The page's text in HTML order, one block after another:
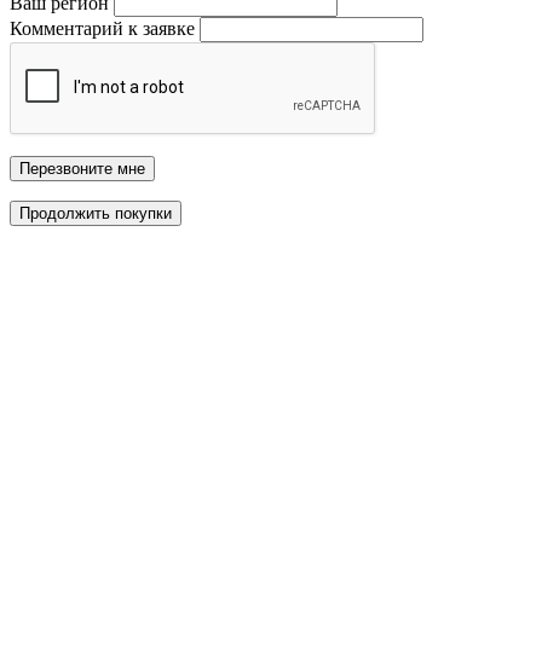
Комментарий к заявке
Перезвоните мне
Продолжить покупки